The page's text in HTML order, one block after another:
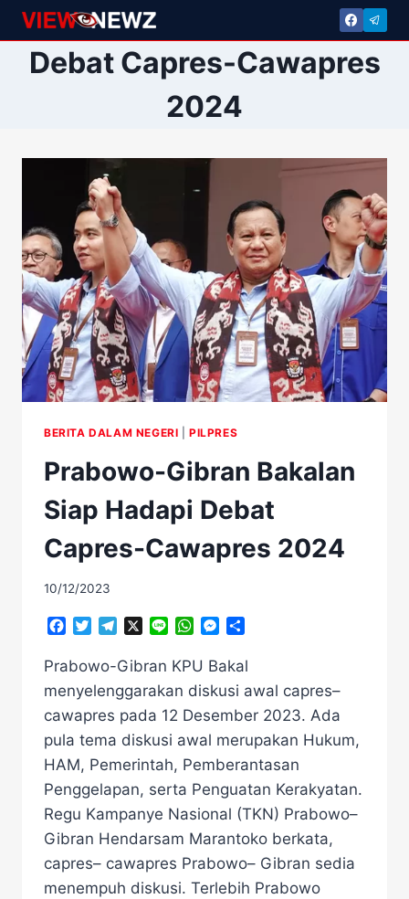
Skip
to
contentDebat Capres-Cawapres
2024
BERITA DALAM NEGERI |PILPRES
Prabowo-Gibran Bakalan
Siap Hadapi Debat
Capres-Cawapres 2024
10/12/2023
Facebook
TwitterTelegramLine WhatsAppMessenger
Prabowo-Gibran KPU Bakal
menyelenggarakan diskusi awal capres–
cawapres pada 12 Desember 2023. Ada
pula tema diskusi awal merupakan Hukum,
HAM, Pemerintah, Pemberantasan
Penggelapan, serta Penguatan Kerakyatan.
Regu Kampanye Nasional (TKN) Prabowo–
Gibran Hendarsam Marantoko berkata,
capres– cawapres Prabowo– Gibran sedia
menempuh diskusi. Terlebih Prabowo